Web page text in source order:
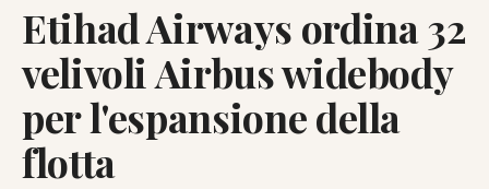
Etihad Airways ordina 32
velivoli Airbus widebody
per l'espansione della
flotta